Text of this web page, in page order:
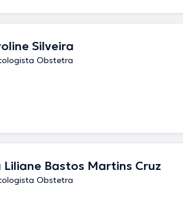
Silveira
Obstetra
Liliane Bastos Martins Cruz
Obstetra